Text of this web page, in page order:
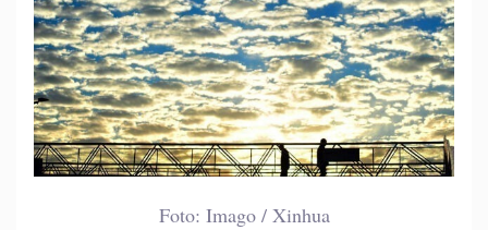
Foto: Imago / Xinhua